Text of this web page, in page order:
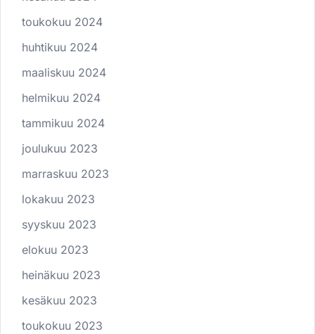
toukokuu 2024
huhtikuu 2024
maaliskuu 2024
helmikuu 2024
tammikuu 2024
joulukuu 2023
marraskuu 2023
lokakuu 2023
syyskuu 2023
elokuu 2023
heinäkuu 2023
kesäkuu 2023
toukokuu 2023